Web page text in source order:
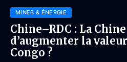
MINES & ÉNERGIE
Chine–RDC : La
d’augmenter la
Congo ?